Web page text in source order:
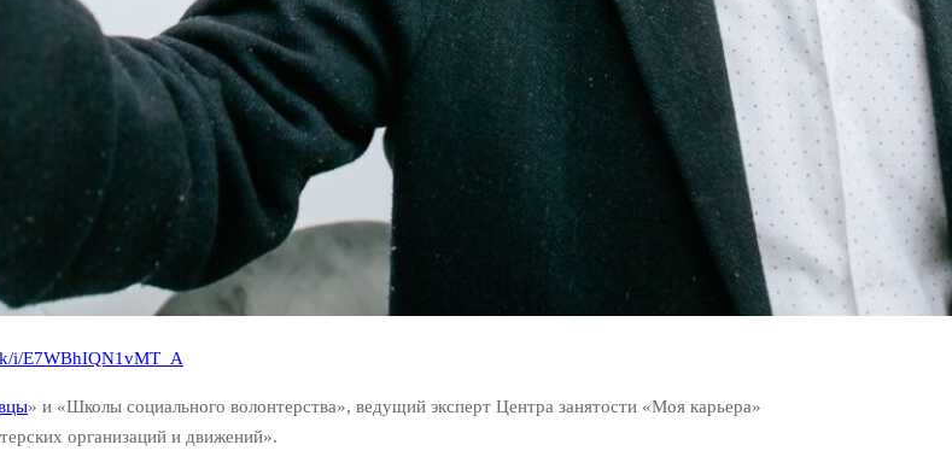
i/E7WBhIQN1vMT_A
» и «Школы социального волонтерства», ведущий эксперт Центра занятости «Моя карьера»
организаций и движений».